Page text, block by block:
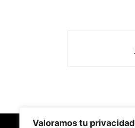
Valoramos tu privacidad